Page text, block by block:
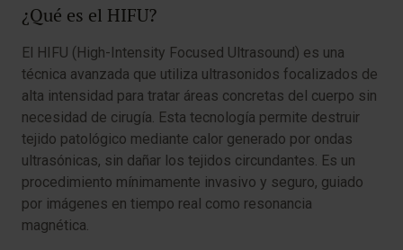
¿Qué es el HIFU?
El HIFU (High-Intensity Focused Ultrasound) es una
técnica avanzada que utiliza ultrasonidos focalizados de
alta intensidad para tratar áreas concretas del cuerpo sin
necesidad de cirugía. Esta tecnología permite destruir
tejido patológico mediante calor generado por ondas
ultrasónicas, sin dañar los tejidos circundantes. Es un
procedimiento mínimamente invasivo y seguro, guiado
por imágenes en tiempo real como resonancia
magnética.